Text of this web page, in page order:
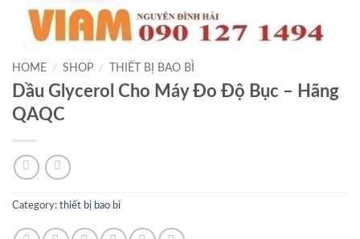
HOME / SHOP / THIẾT BỊ BAO BÌ
Dầu Glycerol Cho Máy Đo Độ Bục – Hãng
QAQC
Category: thiết bị bao bì